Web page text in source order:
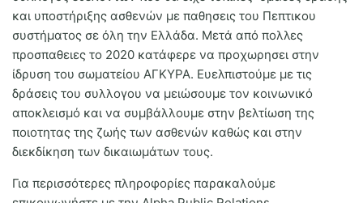
και υποστήριξης ασθενών με παθησεις του Πεπτικου
συστήματος σε όλη την Ελλάδα. Μετά από πολλες
προσπαθειες το 2020 κατάφερε να προχωρησει στην
ίδρυση του σωματείου ΑΓΚΥΡΑ. Ευελπιστούμε με τις
δράσεις του συλλογου να μειώσουμε τον κοινωνικό
αποκλεισμό και να συμβάλλουμε στην βελτίωση της
ποιοτητας της ζωής των ασθενών καθώς και στην
διεκδίκηση των δικαιωμάτων τους.
Για περισσότερες πληροφορίες παρακαλούμε